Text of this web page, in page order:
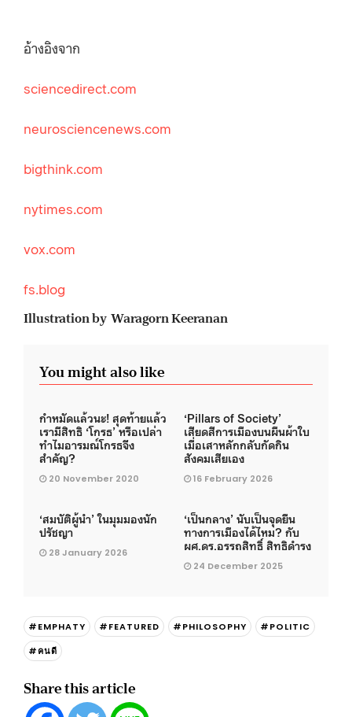
อ้างอิงจาก
sciencedirect.com
neurosciencenews.com
bigthink.com
nytimes.com
vox.com
fs.blog
Illustration by Waragorn Keeranan
You might also like
กำหมัดแล้วนะ! สุดท้ายแล้ว
เรามีสิทธิ ‘โกรธ’ หรือเปล่า
ทำไมอารมณ์โกรธจึง
สำคัญ?
20 November 2020
‘Pillars of Society’
เสียดสีการเมืองบนผืนผ้าใบ
เมื่อเสาหลักกลับกัดกิน
สังคมเสียเอง
16 February 2026
‘สมบัติผู้นำ’ ในมุมมองนัก
ปรัชญา
28 January 2026
‘เป็นกลาง’ นับเป็นจุดยืน
ทางการเมืองได้ไหม? กับ
ผศ.ดร.อรรถสิทธิ์ สิทธิดำรง
24 December 2025
#EMPHATY #FEATURED #PHILOSOPHY
#POLITIC
#คนดี
Share this article